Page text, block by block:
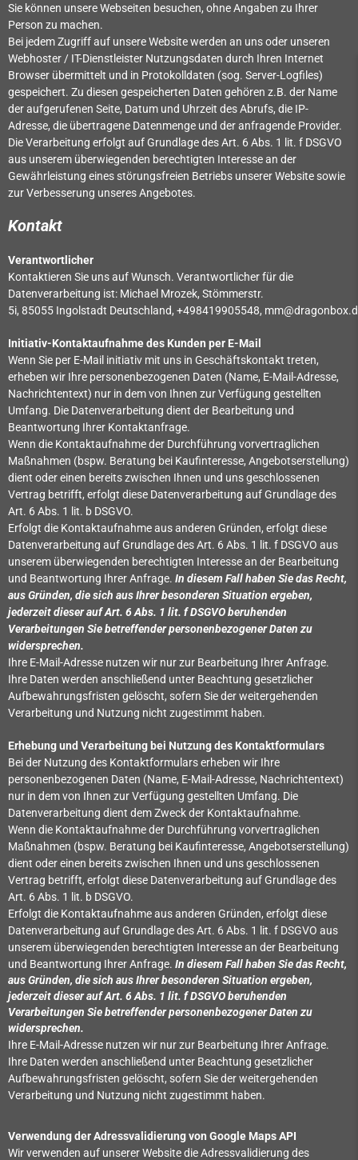
Sie können unsere Webseiten besuchen, ohne Angaben zu Ihrer
Person zu machen.
Bei jedem Zugriff auf unsere Website werden an uns oder unseren
Webhoster / IT-Dienstleister Nutzungsdaten durch Ihren Internet
Browser übermittelt und in Protokolldaten (sog. Server-Logfiles)
gespeichert. Zu diesen gespeicherten Daten gehören z.B. der Name
der aufgerufenen Seite, Datum und Uhrzeit des Abrufs, die IP-
Adresse, die übertragene Datenmenge und der anfragende Provider.
Die Verarbeitung erfolgt auf Grundlage des Art. 6 Abs. 1 lit. f DSGVO
aus unserem überwiegenden berechtigten Interesse an der
Gewährleistung eines störungsfreien Betriebs unserer Website sowie
zur Verbesserung unseres Angebotes.
Kontakt
Verantwortlicher
Kontaktieren Sie uns auf Wunsch. Verantwortlicher für die
Datenverarbeitung ist: Michael Mrozek, Stömmerstr.
5i, 85055 Ingolstadt Deutschland, +498419905548,
Initiativ-Kontaktaufnahme des Kunden per E-Mail
Wenn Sie per E-Mail initiativ mit uns in Geschäftskontakt treten,
erheben wir Ihre personenbezogenen Daten (Name, E-Mail-Adresse,
Nachrichtentext) nur in dem von Ihnen zur Verfügung gestellten
Umfang. Die Datenverarbeitung dient der Bearbeitung und
Beantwortung Ihrer Kontaktanfrage.
Wenn die Kontaktaufnahme der Durchführung vorvertraglichen
Maßnahmen (bspw. Beratung bei Kaufinteresse, Angebotserstellung)
dient oder einen bereits zwischen Ihnen und uns geschlossenen
Vertrag betrifft, erfolgt diese Datenverarbeitung auf Grundlage des
Art. 6 Abs. 1 lit. b DSGVO.
Erfolgt die Kontaktaufnahme aus anderen Gründen, erfolgt diese
Datenverarbeitung auf Grundlage des Art. 6 Abs. 1 lit. f DSGVO aus
unserem überwiegenden berechtigten Interesse an der Bearbeitung
und Beantwortung Ihrer Anfrage. In diesem Fall haben Sie das Recht,
aus Gründen, die sich aus Ihrer besonderen Situation ergeben,
jederzeit dieser auf Art. 6 Abs. 1 lit. f DSGVO beruhenden
Verarbeitungen Sie betreffender personenbezogener Daten zu
widersprechen.
Ihre E-Mail-Adresse nutzen wir nur zur Bearbeitung Ihrer Anfrage.
Ihre Daten werden anschließend unter Beachtung gesetzlicher
Aufbewahrungsfristen gelöscht, sofern Sie der weitergehenden
Verarbeitung und Nutzung nicht zugestimmt haben.
Erhebung und Verarbeitung bei Nutzung des Kontaktformulars
Bei der Nutzung des Kontaktformulars erheben wir Ihre
personenbezogenen Daten (Name, E-Mail-Adresse, Nachrichtentext)
nur in dem von Ihnen zur Verfügung gestellten Umfang. Die
Datenverarbeitung dient dem Zweck der Kontaktaufnahme.
Wenn die Kontaktaufnahme der Durchführung vorvertraglichen
Maßnahmen (bspw. Beratung bei Kaufinteresse, Angebotserstellung)
dient oder einen bereits zwischen Ihnen und uns geschlossenen
Vertrag betrifft, erfolgt diese Datenverarbeitung auf Grundlage des
Art. 6 Abs. 1 lit. b DSGVO.
Erfolgt die Kontaktaufnahme aus anderen Gründen, erfolgt diese
Datenverarbeitung auf Grundlage des Art. 6 Abs. 1 lit. f DSGVO aus
unserem überwiegenden berechtigten Interesse an der Bearbeitung
und Beantwortung Ihrer Anfrage. In diesem Fall haben Sie das Recht,
aus Gründen, die sich aus Ihrer besonderen Situation ergeben,
jederzeit dieser auf Art. 6 Abs. 1 lit. f DSGVO beruhenden
Verarbeitungen Sie betreffender personenbezogener Daten zu
widersprechen.
Ihre E-Mail-Adresse nutzen wir nur zur Bearbeitung Ihrer Anfrage.
Ihre Daten werden anschließend unter Beachtung gesetzlicher
Aufbewahrungsfristen gelöscht, sofern Sie der weitergehenden
Verarbeitung und Nutzung nicht zugestimmt haben.
Verwendung der Adressvalidierung von Google Maps API
Wir verwenden auf unserer Website die Adressvalidierung des